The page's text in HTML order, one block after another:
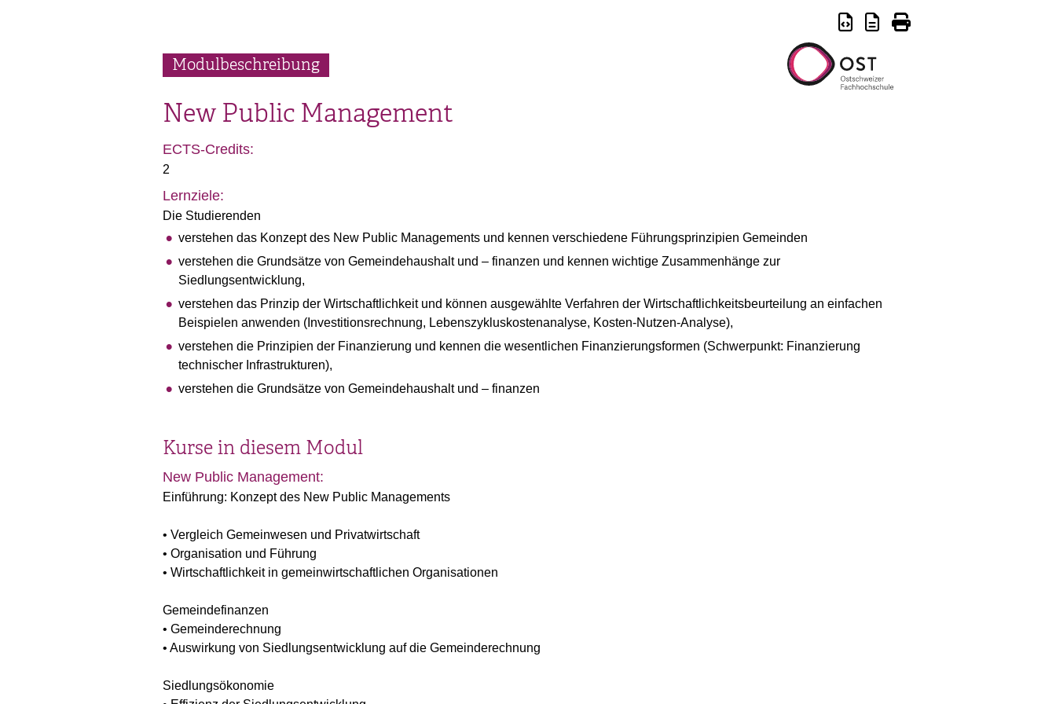
Modulbeschreibung
New Public Management
ECTS-Credits:
2
Lernziele:
Die Studierenden
verstehen das Konzept des New Public Managements und kennen verschiedene Führungsprinzipien Gemeinden
verstehen die Grundsätze von Gemeindehaushalt und – finanzen und kennen wichtige Zusammenhänge zur
Siedlungsentwicklung,
verstehen das Prinzip der Wirtschaftlichkeit und können ausgewählte Verfahren der Wirtschaftlichkeitsbeurteilung an einfachen
Beispielen anwenden (Investitionsrechnung, Lebenszykluskostenanalyse, Kosten-Nutzen-Analyse),
verstehen die Prinzipien der Finanzierung und kennen die wesentlichen Finanzierungsformen (Schwerpunkt: Finanzierung
technischer Infrastrukturen),
verstehen die Grundsätze von Gemeindehaushalt und – finanzen
Kurse in diesem Modul
New Public Management:
Einführung: Konzept des New Public Managements
• Vergleich Gemeinwesen und Privatwirtschaft
• Organisation und Führung
• Wirtschaftlichkeit in gemeinwirtschaftlichen Organisationen
Gemeindefinanzen
• Gemeinderechnung
• Auswirkung von Siedlungsentwicklung auf die Gemeinderechnung
Siedlungsökonomie